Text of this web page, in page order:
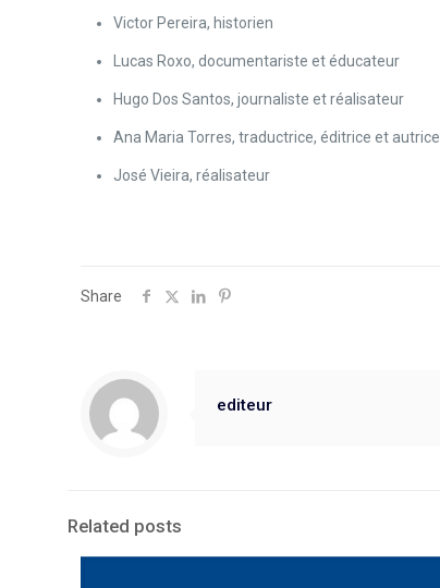
Victor Pereira, historien
Lucas Roxo, documentariste et éducateur
Hugo Dos Santos, journaliste et réalisateur
Ana Maria Torres, traductrice, éditrice et autrice
José Vieira, réalisateur
Share
editeur
Related posts